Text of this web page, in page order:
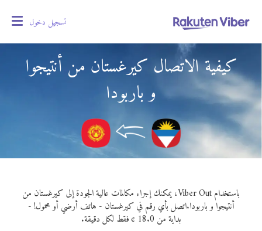
تسجيل دخول
كيفية الاتصال كيرغستان من أنتيجوا
و باربودا
باستخدام Viber Out، يمكنك إجراء مكالمات عالية الجودة إلى كيرغستان من
أنتيجوا و باربودا.اتصل بأي رقم في كيرغستان - هاتف أرضي أو محمول! -
بداية من 18.0 ¢ فقط لكل دقيقة.